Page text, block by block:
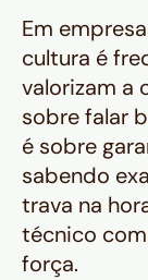
Em
cultura é
valorizam a
sobre falar
é sobre
sabendo
trava na
técnico
força.